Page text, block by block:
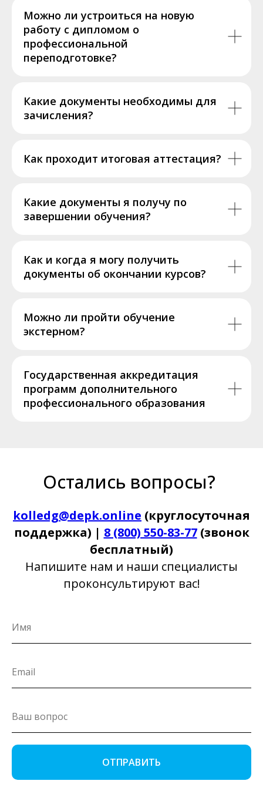
Можно ли устроиться на новую
работу с дипломом о
профессиональной
переподготовке?
Какие документы необходимы для
зачисления?
Как проходит итоговая аттестация?
Какие документы я получу по
завершении обучения?
Как и когда я могу получить
документы об окончании курсов?
Можно ли пройти обучение
экстерном?
Государственная аккредитация
программ дополнительного
профессионального образования
Остались вопросы?
kolledg@depk.online (круглосуточная
поддержка) | 8 (800) 550-83-77(звонок
бесплатный)
Напишите нам и наши специалисты
проконсультируют вас!
ОТПРАВИТЬ